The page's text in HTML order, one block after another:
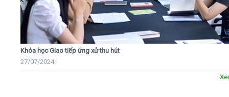
Khóa học Giao tiếp ứng xử thu hút
27/07/2024